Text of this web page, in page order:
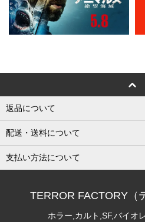
返品について
配送・送料について
支払い方法について
TERROR FACTORY（
ホラー,カルト,SF,バイオ